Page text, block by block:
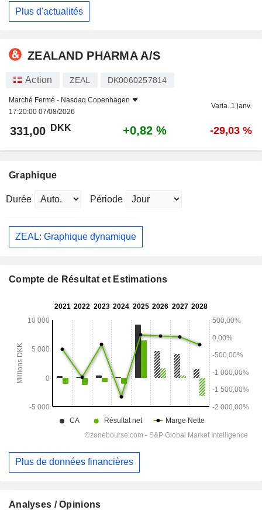
Plus d'actualités
ZEALAND PHARMA A/S
Action ZEAL DK0060257814
Marché Fermé - Nasdaq Copenhagen
17:20:00 07/08/2026
Varia. 1 janv.
331,00 DKK +0,82 % -29,03 %
Graphique
Durée Période
ZEAL: Graphique dynamique
Compte de Résultat et Estimations
Plus de données financières
Analyses / Opinions